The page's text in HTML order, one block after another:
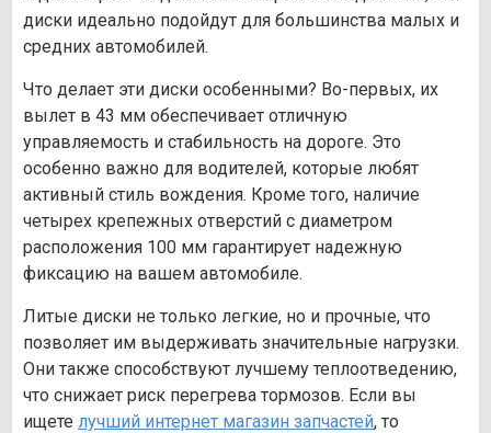
диски идеально подойдут для большинства малых и
средних автомобилей.
Что делает эти диски особенными? Во-первых, их
вылет в 43 мм обеспечивает отличную
управляемость и стабильность на дороге. Это
особенно важно для водителей, которые любят
активный стиль вождения. Кроме того, наличие
четырех крепежных отверстий с диаметром
расположения 100 мм гарантирует надежную
фиксацию на вашем автомобиле.
Литые диски не только легкие, но и прочные, что
позволяет им выдерживать значительные нагрузки.
Они также способствуют лучшему теплоотведению,
что снижает риск перегрева тормозов. Если вы
ищете лучший интернет магазин запчастей, то